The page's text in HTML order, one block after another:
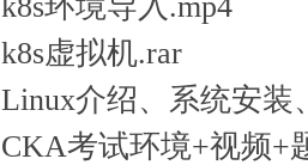
k8s虚拟机.rar
Linux介绍、系统安装
CKA考试环境+视频+